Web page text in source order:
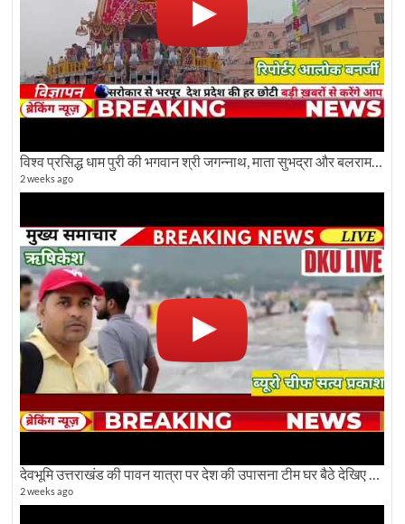
विश्व प्रसिद्ध धाम पुरी की भगवान श्री जगन्नाथ, माता सुभद्रा और बलराम जी की भव्य शोभा यात्रा देखिए
2 weeks ago
देवभूमि उत्तराखंड की पावन यात्रा पर देश की उपासना टीम घर बैठे देखिए अलौकिक दृश्य
2 weeks ago